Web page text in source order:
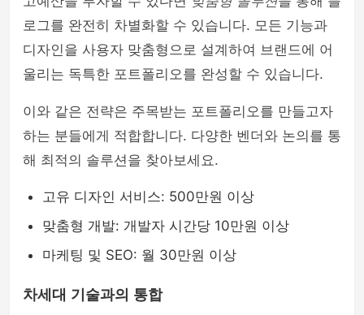
로그를 완전히 차별화할 수 있습니다. 모든 기능과
디자인을 사용자 맞춤형으로 설계하여 브랜드에 어
울리는 독특한 포트폴리오를 완성할 수 있습니다.
이와 같은 전략은 주목받는 포트폴리오를 만들고자
하는 분들에게 적합합니다. 다양한 벤더와 논의를 통
해 최적의 솔루션을 찾아보세요.
고유 디자인 서비스: 500만원 이상
맞춤형 개발: 개발자 시간당 10만원 이상
마케팅 및 SEO: 월 30만원 이상
차세대 기술과의 통합